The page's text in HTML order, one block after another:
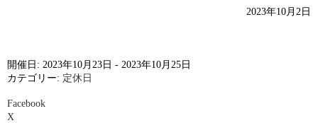
2023年10月2日
開催日: 2023年10月23日 - 2023年10月25日
カテゴリー: 定休日
Facebook
X